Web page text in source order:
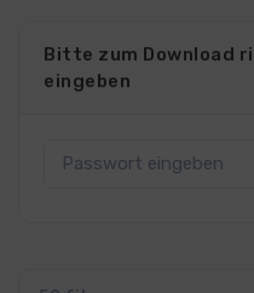
Bitte zum Download
eingeben